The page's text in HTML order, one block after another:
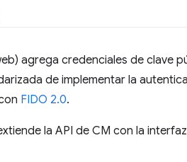
agrega credenciales de clave
de implementar la
FIDO 2.0.
la API de CM con la interfaz